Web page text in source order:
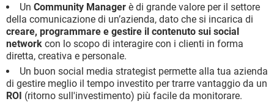
Un Community Manager è di grande valore per il settore
della comunicazione di un’azienda, dato che si incarica di
creare, programmare e gestire il contenuto sui social
network con lo scopo di interagire con i clienti in forma
diretta, creativa e personale.
Un buon social media strategist permette alla tua azienda
di gestire meglio il tempo investito per trarre vantaggio da un
ROI (ritorno sull'investimento) più facile da monitorare.